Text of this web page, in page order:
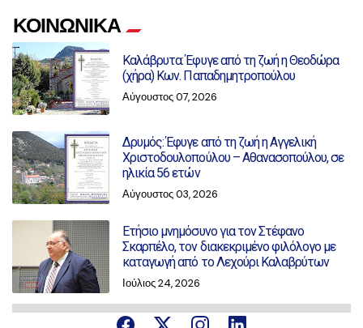
ΚΟΙΝΩΝΙΚΑ
Καλάβρυτα: Έφυγε από τη ζωή η Θεοδώρα
(χήρα) Κων. Παπαδημητροπούλου
Αύγουστος 07, 2026
Δρυμός: Έφυγε από τη ζωή η Αγγελική
Χριστοδουλοπούλου – Αθανασοπούλου, σε
ηλικία 56 ετών
Αύγουστος 03, 2026
Ετήσιο μνημόσυνο για τον Στέφανο
Σκαρπέλο, τον διακεκριμένο φιλόλογο με
καταγωγή από το Λεχούρι Καλαβρύτων
Ιούλιος 24, 2026